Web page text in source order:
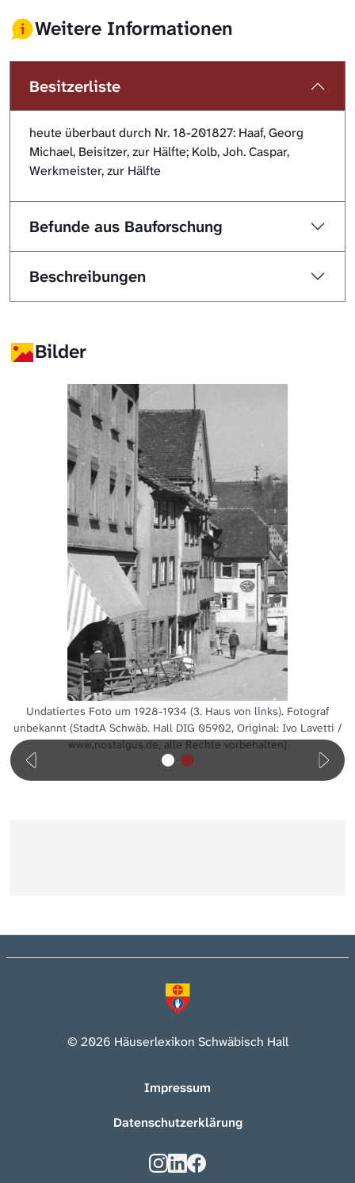
Weitere Informationen
Besitzerliste
heute überbaut durch Nr. 18-201827: Haaf, Georg
Michael, Beisitzer, zur Hälfte; Kolb, Joh. Caspar,
Werkmeister, zur Hälfte
Befunde aus Bauforschung
Beschreibungen
Bilder
Undatiertes Foto um 1928-1934 (3. Haus von links). Fotograf
unbekannt (StadtA Schwäb. Hall DIG 05902, Original: Ivo Lavetti /
www.nostalgus.de, alle Rechte vorbehalten)
© 2026 Häuserlexikon Schwäbisch Hall
Impressum
Datenschutzerklärung